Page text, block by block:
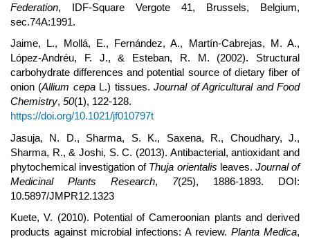
Federation, IDF-Square Vergote 41, Brussels, Belgium,
sec.74A:1991.
Jaime, L., Mollá, E., Fernández, A., Martín-Cabrejas, M. A.,
López-Andréu, F. J., & Esteban, R. M. (2002). Structural
carbohydrate differences and potential source of dietary fiber of
onion (Allium cepaL.) tissues.Journal of Agricultural and Food
Chemistry, 50(1), 122-128.
https://doi.org/10.1021/jf010797t
Jasuja, N. D., Sharma, S. K., Saxena, R., Choudhary, J.,
Sharma, R., & Joshi, S. C. (2013). Antibacterial, antioxidant and
phytochemical investigation of Thuja orientalis leaves. Journal of
Medicinal Plants Research, 7(25), 1886-1893. DOI:
10.5897/JMPR12.1323
Kuete, V. (2010). Potential of Cameroonian plants and derived
products against microbial infections: A review. Planta Medica,